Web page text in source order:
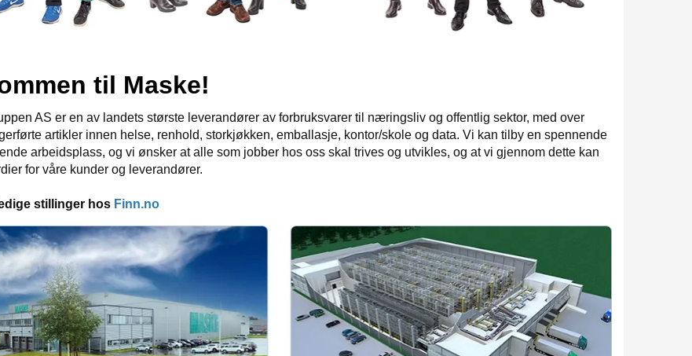
til Maske!
AS er en av landets største leverandører av forbruksvarer til næringsliv og offentlig sektor, med over
artikler innen helse, renhold, storkjøkken, emballasje, kontor/skole og data. Vi kan tilby en spennende
arbeidsplass, og vi ønsker at alle som jobber hos oss skal trives og utvikles, og at vi gjennom dette kan
for våre kunder og leverandører.
stillinger hos Finn.no